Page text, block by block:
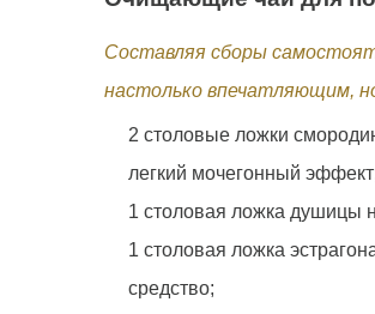
Составляя сборы
настолько впечатляющим,
2 столовые ложки
легкий мочегонный
1 столовая ложка душицы
1 столовая ложка
средство;